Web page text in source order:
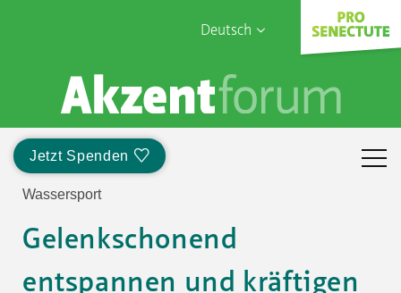
Deutsch
English
Français
Jetzt Spenden
Sophia Care
Wassersport
Gelenkschonend
entspannen und kräftigen